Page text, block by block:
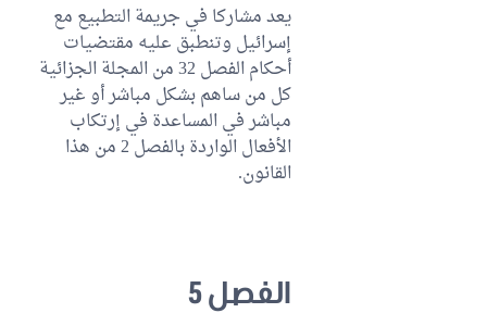
يعد مشاركا في جريمة التطبيع مع
إسرائيل وتنطبق عليه مقتضيات
أحكام الفصل 32 من المجلة الجزائية
كل من ساهم بشكل مباشر أو غير
مباشر في المساعدة في إرتكاب
الأفعال الواردة بالفصل 2 من هذا
القانون.
الفصل 5